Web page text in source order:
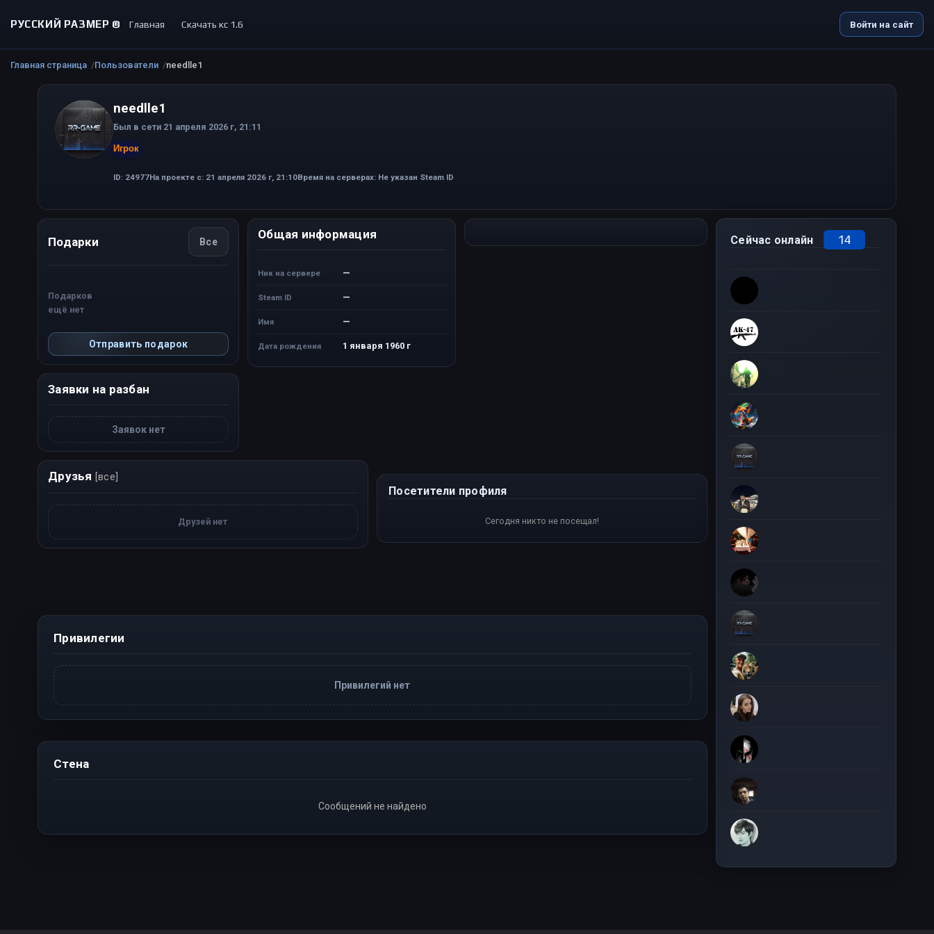
РУССКИЙ РАЗМЕР © Главная Скачать кс 1.6 Войти на сайт
Главная страница Пользователи needlle1
needlle1
Был в сети 21 апреля 2026 г, 21:11
Игрок
ID: 24977На проекте с: 21 апреля 2026 г, 21:10Время на серверах: Не указан Steam ID
Подарки Все
Подарков
ещё нет
Отправить подарок
Заявки на разбан
Заявок нет
Общая информация
Ник на сервере —
Steam ID —
Имя —
Дата рождения 1 января 1960 г
Друзья [все]
Друзей нет
Посетители профиля
Сегодня никто не посещал!
Сейчас онлайн 14
Привилегии
Привилегий нет
Стена
Сообщений не найдено